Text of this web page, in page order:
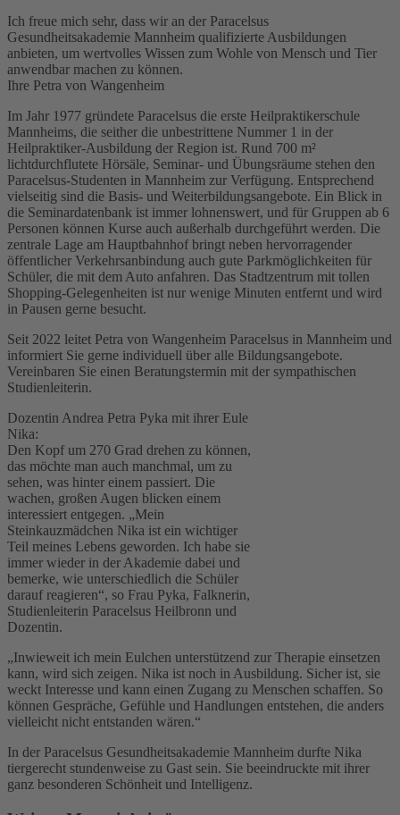
Ich freue mich sehr, dass wir an der Paracelsus
Gesundheitsakademie Mannheim qualifizierte Ausbildungen
anbieten, um wertvolles Wissen zum Wohle von Mensch und Tier
anwendbar machen zu können.
Ihre Petra von Wangenheim
Im Jahr 1977 gründete Paracelsus die erste Heilpraktikerschule
Mannheims, die seither die unbestrittene Nummer 1 in der
Heilpraktiker-Ausbildung der Region ist. Rund 700 m²
lichtdurchflutete Hörsäle, Seminar- und Übungsräume stehen den
Paracelsus-Studenten in Mannheim zur Verfügung. Entsprechend
vielseitig sind die Basis- und Weiterbildungsangebote. Ein Blick in
die Seminardatenbank ist immer lohnenswert, und für Gruppen ab 6
Personen können Kurse auch außerhalb durchgeführt werden. Die
zentrale Lage am Hauptbahnhof bringt neben hervorragender
öffentlicher Verkehrsanbindung auch gute Parkmöglichkeiten für
Schüler, die mit dem Auto anfahren. Das Stadtzentrum mit tollen
Shopping-Gelegenheiten ist nur wenige Minuten entfernt und wird
in Pausen gerne besucht.
Seit 2022 leitet Petra von Wangenheim Paracelsus in Mannheim und
informiert Sie gerne individuell über alle Bildungsangebote.
Vereinbaren Sie einen Beratungstermin mit der sympathischen
Studienleiterin.
Dozentin Andrea Petra Pyka mit ihrer Eule
Nika:
Den Kopf um 270 Grad drehen zu können,
das möchte man auch manchmal, um zu
sehen, was hinter einem passiert. Die
wachen, großen Augen blicken einem
interessiert entgegen. „Mein
Steinkauzmädchen Nika ist ein wichtiger
Teil meines Lebens geworden. Ich habe sie
immer wieder in der Akademie dabei und
bemerke, wie unterschiedlich die Schüler
darauf reagieren“, so Frau Pyka, Falknerin,
Studienleiterin Paracelsus Heilbronn und
Dozentin.
„Inwieweit ich mein Eulchen unterstützend zur Therapie einsetzen
kann, wird sich zeigen. Nika ist noch in Ausbildung. Sicher ist, sie
weckt Interesse und kann einen Zugang zu Menschen schaffen. So
können Gespräche, Gefühle und Handlungen entstehen, die anders
vielleicht nicht entstanden wären.“
In der Paracelsus Gesundheitsakademie Mannheim durfte Nika
tiergerecht stundenweise zu Gast sein. Sie beeindruckte mit ihrer
ganz besonderen Schönheit und Intelligenz.